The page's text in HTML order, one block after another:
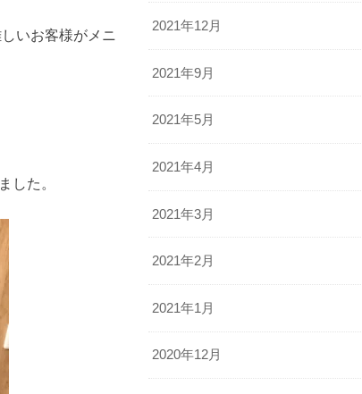
いお客様がメニ
した。
2021年12月
2021年9月
2021年5月
2021年4月
2021年3月
2021年2月
2021年1月
2020年12月